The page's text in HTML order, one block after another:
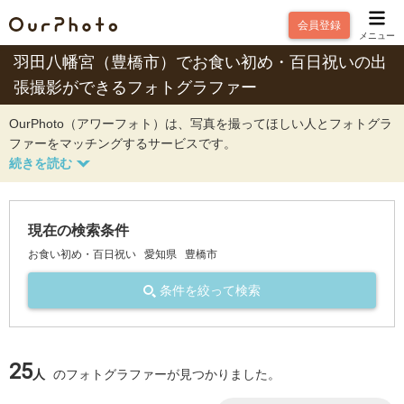
会員登録
メニュー
羽田八幡宮（豊橋市）でお食い初め・百日祝いの出
張撮影ができるフォトグラファー
OurPhoto（アワーフォト）は、写真を撮ってほしい人とフォトグラ
ファーをマッチングするサービスです。
現在の検索条件
お食い初め・百日祝い 愛知県 豊橋市
条件を絞って検索
25人 のフォトグラファーが見つかりました。